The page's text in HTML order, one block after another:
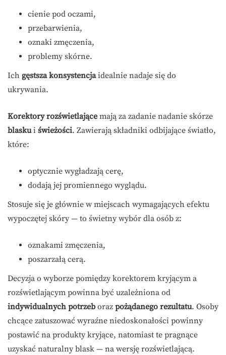
cienie pod oczami,
przebarwienia,
oznaki zmęczenia,
problemy skórne.
Ich gęstsza konsystencjaidealnie nadaje się do
ukrywania.
Korektory rozświetlające mają za zadanie nadanie skórze
blaskui świeżości. Zawierają składniki odbijające światło,
które:
optycznie wygładzają cerę,
dodają jej promiennego wyglądu.
Stosuje się je głównie w miejscach wymagających efektu
wypoczętej skóry — to świetny wybór dla osób z:
oznakami zmęczenia,
poszarzałą cerą.
Decyzja o wyborze pomiędzy korektorem kryjącym a
rozświetlającym powinna być uzależniona od
indywidualnych potrzeboraz pożądanego rezultatu. Osoby
chcące zatuszować wyraźne niedoskonałości powinny
postawić na produkty kryjące, natomiast te pragnące
uzyskać naturalny blask — na wersję rozświetlającą.